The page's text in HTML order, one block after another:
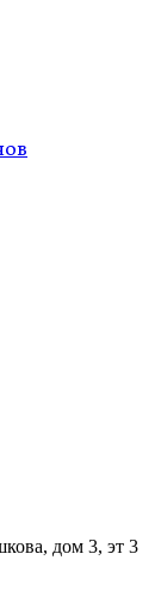
дом 3, эт 3